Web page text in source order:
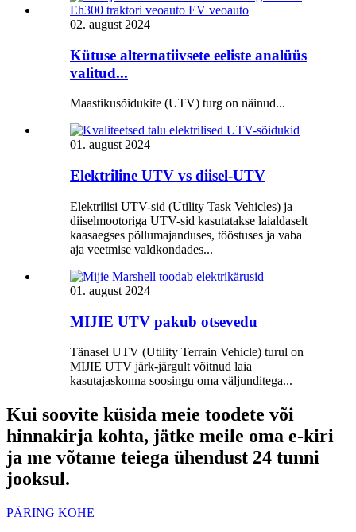
02. august 2024
Kütuse alternatiivsete eeliste analüüs
valitud...
Maastikusõidukite (UTV) turg on näinud...
01. august 2024
Elektriline UTV vs diisel-UTV
Elektrilisi UTV-sid (Utility Task Vehicles) ja
diiselmootoriga UTV-sid kasutatakse laialdaselt
kaasaegses põllumajanduses, tööstuses ja vaba
aja veetmise valdkondades...
01. august 2024
MIJIE UTV pakub otsevedu
Tänasel UTV (Utility Terrain Vehicle) turul on
MIJIE UTV järk-järgult võitnud laia
kasutajaskonna soosingu oma väljunditega...
Kui soovite küsida meie toodete või
hinnakirja kohta, jätke meile oma e-kiri
ja me võtame teiega ühendust 24 tunni
jooksul.
PÄRING KOHE